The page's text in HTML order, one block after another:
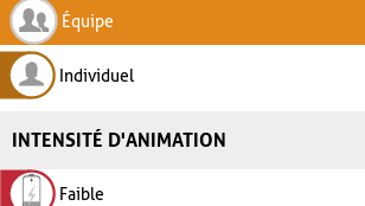
Équipe
Individuel
INTENSITÉ D'ANIMATION
Faible